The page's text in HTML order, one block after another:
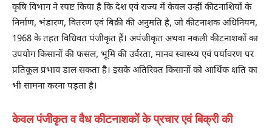
कृषि विभाग ने स्पष्ट किया है कि देश एवं राज्य में केवल उन्हीं कीटनाशियों के
निर्माण, भंडारण, वितरण एवं बिक्री की अनुमति है, जो कीटनाशक अधिनियम,
1968 के तहत विधिवत पंजीकृत हैं। अपंजीकृत अथवा नकली कीटनाशकों का
उपयोग किसानों की फसल, भूमि की उर्वरता, मानव स्वास्थ्य एवं पर्यावरण पर
प्रतिकूल प्रभाव डाल सकता है। इसके अतिरिक्त किसानों को आर्थिक क्षति का
भी सामना करना पड़ता है।
केवल पंजीकृत व वैध कीटनाशकों के प्रचार एवं बिक्री की